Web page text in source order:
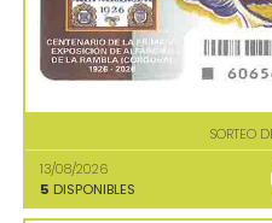
SORTEO
13/08/2026
5 DISPONIBLES